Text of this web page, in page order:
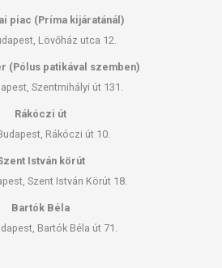
piac (Príma kijáratánál)
Lövőház utca 12.
(Pólus patikával szemben)
Szentmihályi út 131.
Rákóczi út
Rákóczi út 10.
István körút
Szent István Körút 18.
Bartók Béla
Bartók Béla út 71.